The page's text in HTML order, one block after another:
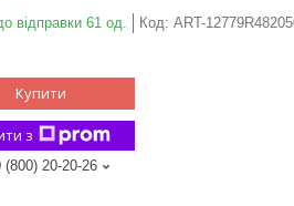
відправки 61 од. Код: ART-
Купити
з
(800) 20-20-26